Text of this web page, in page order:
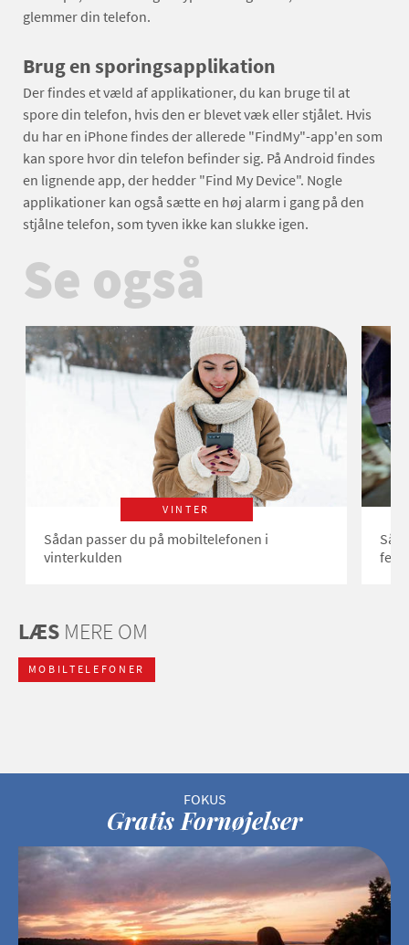
glemmer din telefon.
Brug en sporingsapplikation
Der findes et væld af applikationer, du kan bruge til at
spore din telefon, hvis den er blevet væk eller stjålet. Hvis
du har en iPhone findes der allerede "FindMy"-app'en som
kan spore hvor din telefon befinder sig. På Android findes
en lignende app, der hedder "Find My Device". Nogle
applikationer kan også sætte en høj alarm i gang på den
stjålne telefon, som tyven ikke kan slukke igen.
Se også
VINTER
Sådan passer du på mobiltelefonen i
vinterkulden
LÆS MERE OM
MOBILTELEFONER
Gratis Fornøjelser